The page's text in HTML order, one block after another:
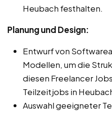
Heubach festhalten.
Planung und Design:
Entwurf von
Modellen, um die
diesen Freelancer
Teilzeitjobs in
Auswahl geeigneter